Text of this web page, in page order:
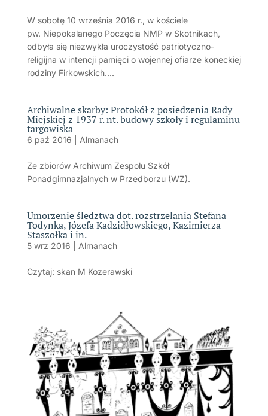
W sobotę 10 września 2016 r., w kościele
pw. Niepokalanego Poczęcia NMP w Skotnikach,
odbyła się niezwykła uroczystość patriotyczno-
religijna w intencji pamięci o wojennej ofiarze koneckiej
rodziny Firkowskich....
Archiwalne skarby: Protokół z posiedzenia Rady
Miejskiej z 1937 r. nt. budowy szkoły i regulaminu
targowiska
6 paź 2016 Almanach
Ze zbiorów Archiwum Zespołu Szkół
Ponadgimnazjalnych w Przedborzu (WZ).
Umorzenie śledztwa dot. rozstrzelania Stefana
Todynka, Józefa Kadzidłowskiego, Kazimierza
Staszołka i in.
5 wrz 2016 Almanach
Czytaj: skan M Kozerawski